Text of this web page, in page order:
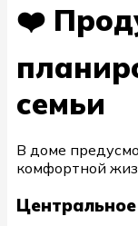
❤️
семьи
В доме
комфортной